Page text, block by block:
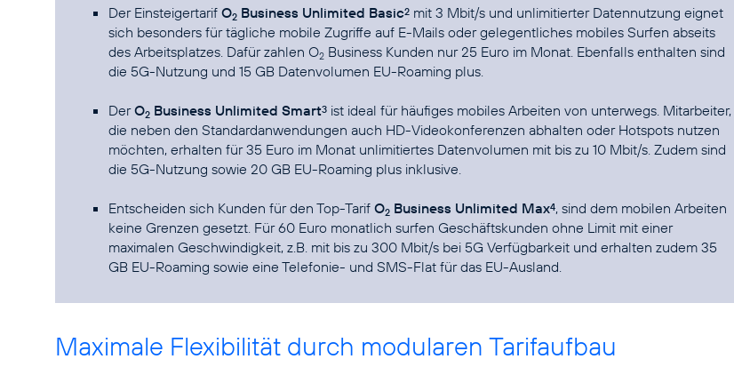
Der Einsteigertarif O2 Business Unlimited Basic2 mit 3 Mbit/s und unlimitierter Datennutzung eignet
sich besonders für tägliche mobile Zugriffe auf E-Mails oder gelegentliches mobiles Surfen abseits
des Arbeitsplatzes. Dafür zahlen O2 Business Kunden nur 25 Euro im Monat. Ebenfalls enthalten sind
die 5G-Nutzung und 15 GB Datenvolumen EU-Roaming plus.
DerO2 Business Unlimited Smart3 ist ideal für häufiges mobiles Arbeiten von unterwegs. Mitarbeiter,
die neben den Standardanwendungen auch HD-Videokonferenzen abhalten oder Hotspots nutzen
möchten, erhalten für 35 Euro im Monat unlimitiertes Datenvolumen mit bis zu 10 Mbit/s. Zudem sind
die 5G-Nutzung sowie 20 GB EU-Roaming plus inklusive.
Entscheiden sich Kunden für den Top-Tarif O2 Business Unlimited Max4, sind dem mobilen Arbeiten
keine Grenzen gesetzt. Für 60 Euro monatlich surfen Geschäftskunden ohne Limit mit einer
maximalen Geschwindigkeit, z.B. mit bis zu 300 Mbit/s bei 5G Verfügbarkeit und erhalten zudem 35
GB EU-Roaming sowie eine Telefonie- und SMS-Flat für das EU-Ausland.
Maximale Flexibilität durch modularen Tarifaufbau